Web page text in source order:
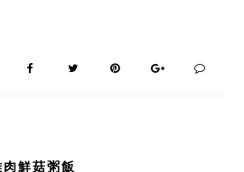
鮮菇粥飯